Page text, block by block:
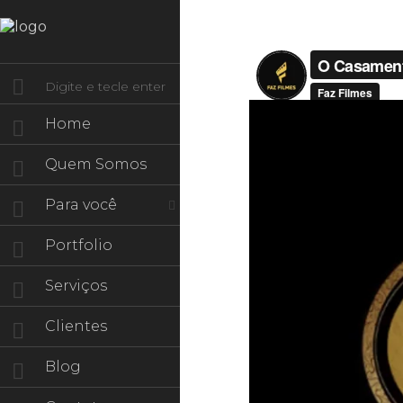
Home
Quem Somos
Para você
Portfolio
Serviços
Clientes
Blog